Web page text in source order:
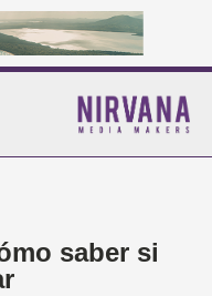
saber si